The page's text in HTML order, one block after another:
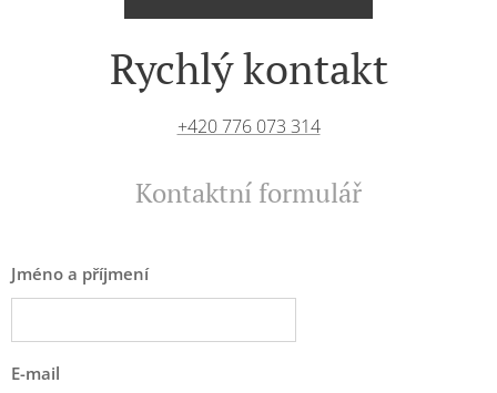
Rychlý kontakt
+420 776 073 314
Kontaktní formulář
Jméno a příjmení
E-mail